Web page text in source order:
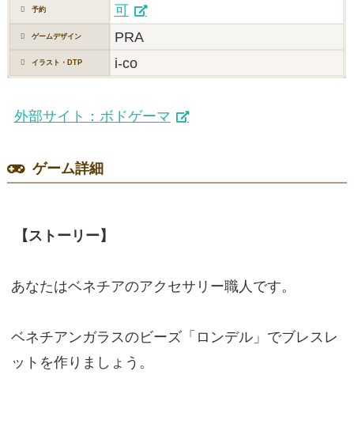
予約 可
ゲームデザイン PRA
イラスト・DTP i-co
外部サイト：ボドゲーマ
ゲーム詳細
【ストーリー】
あなたはベネチアのアクセサリー職人です。
ベネチアンガラスのビーズ「ロンデル」でブレスレ
ットを作りましょう。